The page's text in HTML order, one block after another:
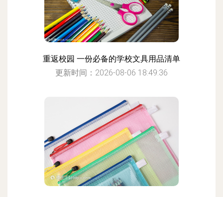
重返校园 一份必备的学校文具用品清单
更新时间：2026-08-06 18:49:36